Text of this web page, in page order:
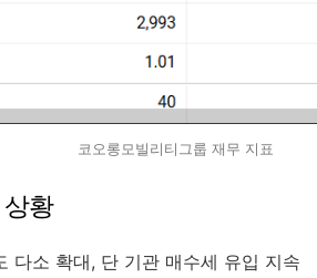
코오롱모빌리티그룹 재무 지표
상황
다소 확대, 단 기관 매수세 유입 지속